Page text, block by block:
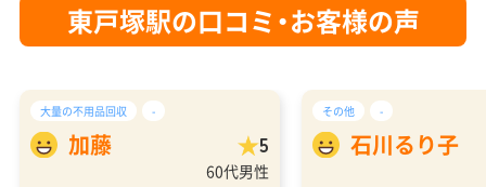
東戸塚駅の口コミ・お客様の声
大量の不用品回収 -
加藤 5
60代男性
その他 -
石川るり子